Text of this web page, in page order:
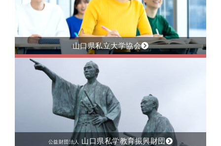
山口県私立大学協会
公益財団法人 山口県私学教育振興財団